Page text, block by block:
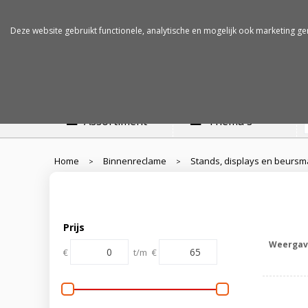
Assortiment Thema's
Home > Binnenreclame > Stands, displays en
Prijs
€ t/m €
Deze website gebruikt functionele, analytische en mogelijk ook marketing